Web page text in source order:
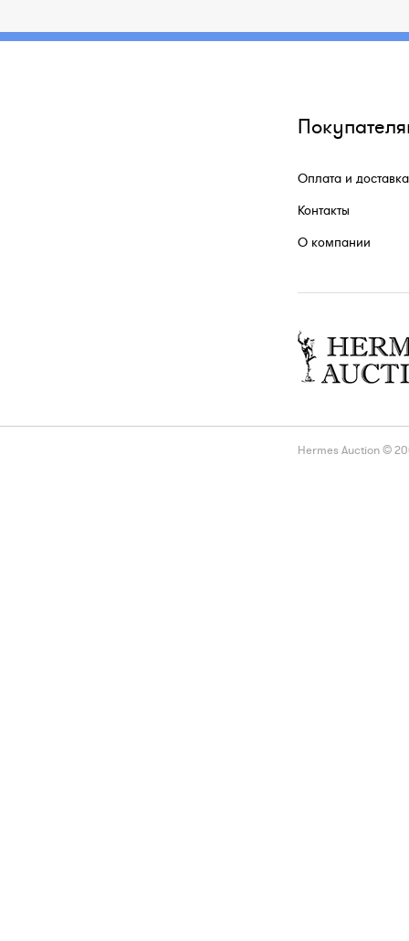
Оплата и доставка
Контакты
О компании
Hermes Auction ©